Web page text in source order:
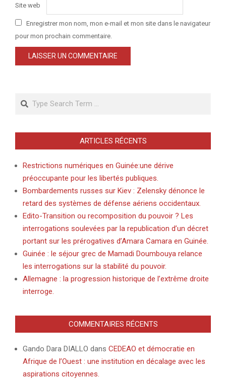
Site web
Enregistrer mon nom, mon e-mail et mon site dans le navigateur
pour mon prochain commentaire.
Search
ARTICLES RÉCENTS
Restrictions numériques en Guinée:une dérive
préoccupante pour les libertés publiques.
Bombardements russes sur Kiev : Zelensky dénonce le
retard des systèmes de défense aériens occidentaux.
Edito-Transition ou recomposition du pouvoir ? Les
interrogations soulevées par la republication d’un décret
portant sur les prérogatives d’Amara Camara en Guinée.
Guinée : le séjour grec de Mamadi Doumbouya relance
les interrogations sur la stabilité du pouvoir.
Allemagne : la progression historique de l’extrême droite
interroge.
COMMENTAIRES RÉCENTS
Gando Dara DIALLO dans CEDEAO et démocratie en
Afrique de l’Ouest : une institution en décalage avec les
aspirations citoyennes.